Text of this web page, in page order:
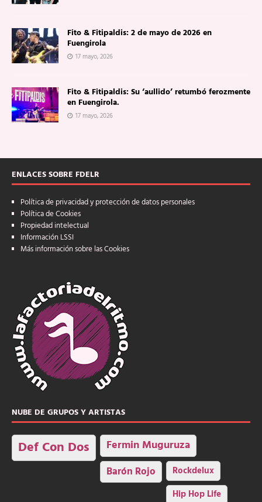
Fito & Fitipaldis: 2 de mayo de 2026 en
Fuengirola
17 mayo, 2026
Fito & Fitipaldis: Su ‘aullido’ retumbó ferozmente
en Fuengirola.
17 mayo, 2026
ENLACES SOBRE FDELR
Política de privacidad y protección de datos personales
Política de Cookies
Propiedad intelectual
Información LSSI
Más información sobre las Cookies
NUBE DE GRUPOS Y ARTISTAS
Def Con Dos Fermin Muguruza
Barón Rojo Rockdelux
Hip Hop Life